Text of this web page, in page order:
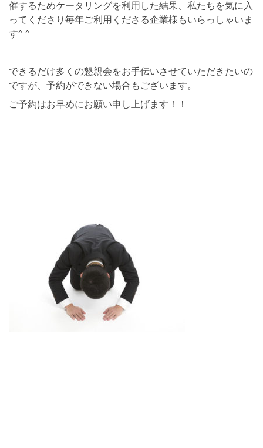
催するためケータリングを利用した結果、私たちを気に入
ってくださり毎年ご利用くださる企業様もいらっしゃいま
す^ ^
できるだけ多くの懇親会をお手伝いさせていただきたいの
ですが、予約ができない場合もございます。
ご予約はお早めにお願い申し上げます！！